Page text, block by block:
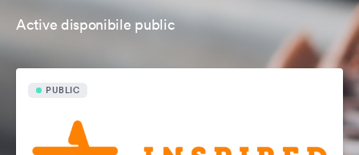
Active disponibile public
PUBLIC